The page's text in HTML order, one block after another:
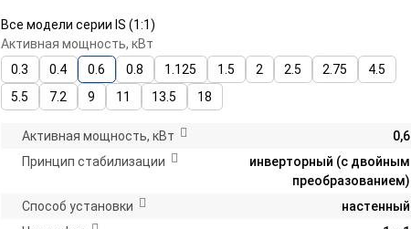
Все модели серии IS (1:1)
Активная мощность, кВт
0.3
0.4 0.6 0.8 1.125 1.5 2 2.5 2.75
4.5
5.5
7.2 9 11 13.5 18
Активная мощность, кВт
0,6
Принцип стабилизации
инверторный (с двойным
преобразованием)
Способ установки
настенный